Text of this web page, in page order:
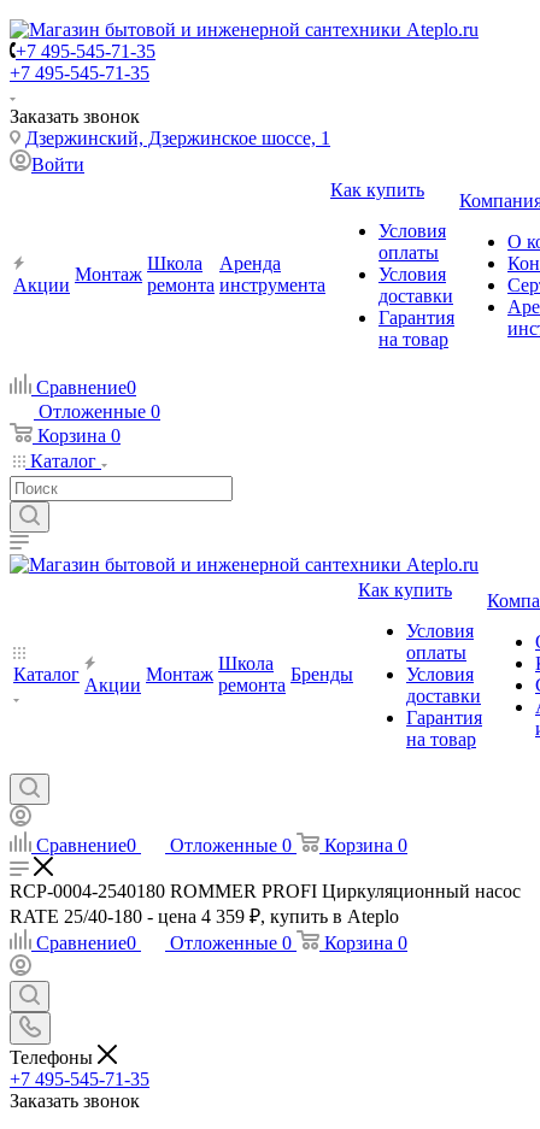
+7 495-545-71-35
+7 495-545-71-35
Заказать звонок
Дзержинский, Дзержинское шоссе, 1
Войти
Акции
Монтаж
Школа
ремонта
Аренда
инструмента
Как купить
Условия
оплаты
Условия
доставки
Гарантия
на товар
О
Сравнение0
Отложенные 0
Корзина 0
Каталог
Каталог
Акции
Монтаж
Школа
ремонта
Бренды
Как купить
Условия
оплаты
Условия
доставки
Гарантия
на товар
Сравнение0 Отложенные 0 Корзина 0
RCP-0004-2540180 ROMMER PROFI Циркуляционный насос
RATE 25/40-180 - цена 4 359 ₽, купить в Ateplo
Сравнение0 Отложенные 0 Корзина 0
Телефоны
+7 495-545-71-35
Заказать звонок